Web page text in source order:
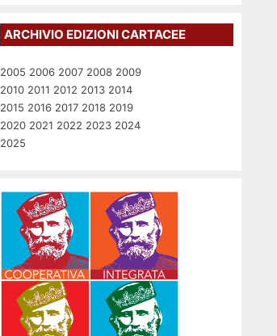
ARCHIVIO EDIZIONI CARTACEE
2005 2006 2007 2008 2009
2010 2011 2012 2013 2014
2015 2016 2017 2018 2019
2020 2021 2022 2023 2024
2025